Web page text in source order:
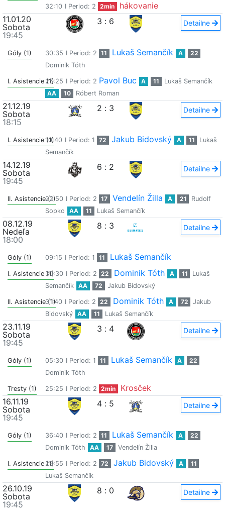
32:10 I Period: 2 2min
hákovanie
11.01.20
Sobota
19:45
3 : 6 Detailne
Góly (1) 30:35 I Period: 2 11 Lukaš Semančík A
22
Dominik Tóth
I. Asistencie (1)25:25 I Period: 2 Pavol Buc A 11
Lukaš Semančík
AA
10 Róbert Roman
21.12.19
Sobota
18:15
2 : 3 Detailne
I. Asistencie (1)10:40 I Period: 1 72 Jakub Bidovský A 11
Lukaš
Semančík
14.12.19
Sobota
19:45
6 : 2 Detailne
II. Asistencie (1)
22:50 I Period: 2 17 Vendelín Žilla A 21
Rudolf
Sopko
AA 11 Lukaš Semančík
08.12.19
Nedeľa
18:00
8 : 3 Detailne
Góly (1) 09:15 I Period: 1 11 Lukaš Semančík
I. Asistencie (1)30:30 I Period: 2 22 Dominik Tóth A 11
Lukaš
Semančík
AA 72 Jakub Bidovský
II. Asistencie (1)
31:40 I Period: 2 22 Dominik Tóth A 72
Jakub
Bidovský
AA 11 Lukaš Semančík
23.11.19
Sobota
19:45
3 : 4 Detailne
Góly (1) 05:30 I Period: 1 11 Lukaš Semančík A
22
Dominik Tóth
Tresty (1) 25:25 I Period: 2 2min
Krosček
16.11.19
Sobota
19:45
4 : 5 Detailne
Góly (1) 36:40 I Period: 2 11 Lukaš Semančík A
22
Dominik Tóth
AA 17 Vendelín Žilla
I. Asistencie (1)29:55 I Period: 2 72 Jakub Bidovský A
11
Lukaš Semančík
26.10.19
Sobota
19:45
8 : 0 Detailne